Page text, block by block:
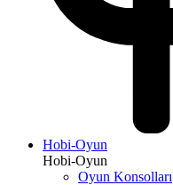
Hobi-Oyun
Hobi-Oyun
Oyun Konsolları